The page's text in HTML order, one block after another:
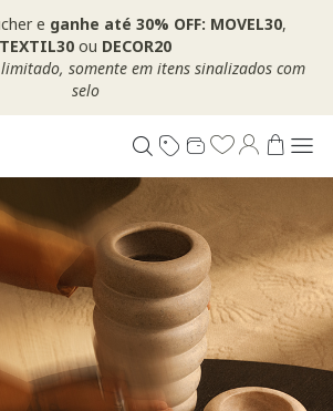
e ganhe até 30% OFF: MOVEL30,
TEXTIL30 ou DECOR20
somente em itens sinalizados com
selo